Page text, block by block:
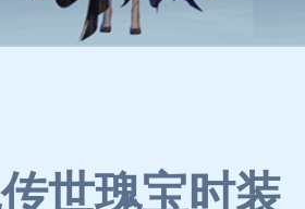
传世瑰宝时